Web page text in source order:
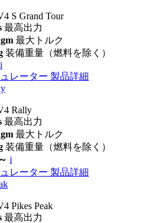
S Grand Tour
最高出力
最大トルク
装備重量（燃料を除く）
i
レーター 製品詳細
Rally
最高出力
最大トルク
装備重量（燃料を除く）
i
レーター 製品詳細
Pikes Peak
最高出力